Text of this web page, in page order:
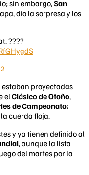
sin embargo,San
dio la sorpresa y los
????
estaban proyectadas
el Clásico de Otoño,
de Campeonato;
cuerda floja.
y ya tienen definido al
, aunque la lista
del martes por la